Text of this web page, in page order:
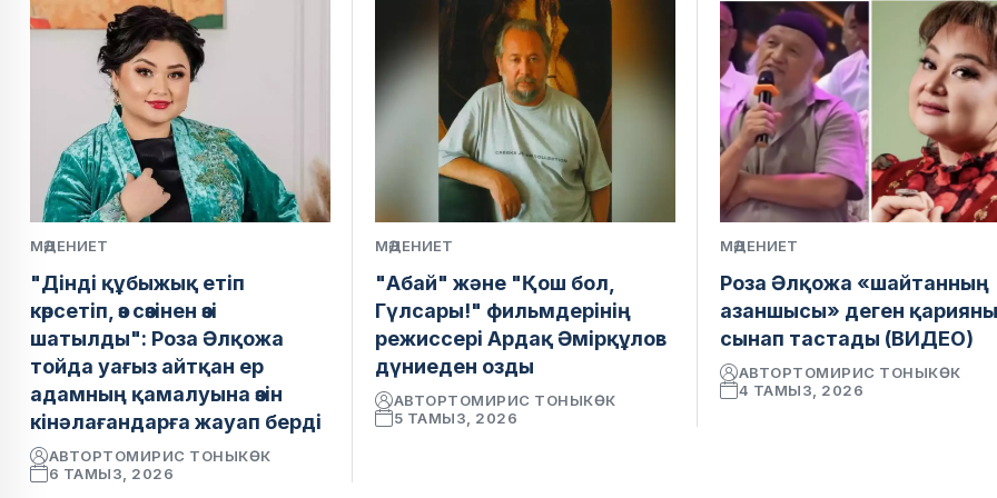
МӘДЕНИЕТ
"Дінді құбыжық етіп
көрсетіп, өз сөзінен өзі
шатылды": Роза Әлқожа
тойда уағыз айтқан ер
адамның қамалуына өзін
кінәлағандарға жауап берді
АВТОРТОМИРИС ТОНЫКӨК
6 ТАМЫЗ, 2026
МӘДЕНИЕТ
"Абай" және "Қош бол,
Гүлсары!" фильмдерінің
режиссері Ардақ Әмірқұлов
дүниеден озды
АВТОРТОМИРИС ТОНЫКӨК
5 ТАМЫЗ, 2026
МӘДЕНИЕТ
Роза Әлқожа «шайтанның
азаншысы» деген
сынап тастады (ВИДЕО)
АВТОРТОМИРИС ТОНЫКӨК
4 ТАМЫЗ, 2026